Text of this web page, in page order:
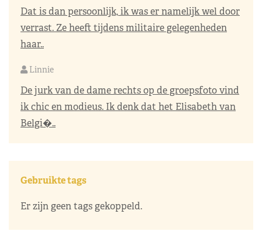
Dat is dan persoonlijk, ik was er namelijk wel door
verrast. Ze heeft tijdens militaire gelegenheden
haar..
Linnie
De jurk van de dame rechts op de groepsfoto vind
ik chic en modieus. Ik denk dat het Elisabeth van
Belgi�..
Gebruikte tags
Er zijn geen tags gekoppeld.